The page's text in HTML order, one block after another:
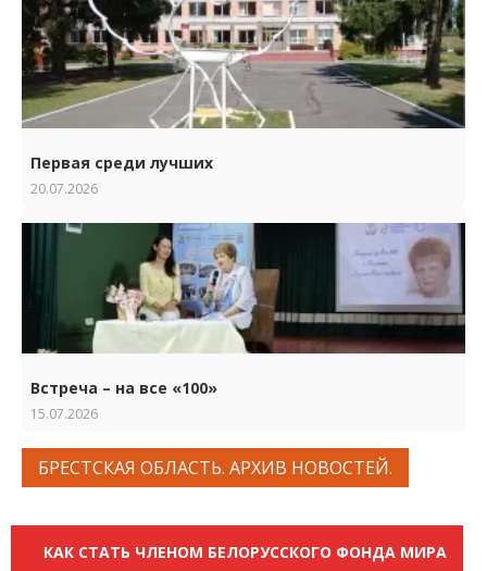
Первая среди лучших
20.07.2026
Встреча – на все «100»
15.07.2026
БРЕСТСКАЯ ОБЛАСТЬ. АРХИВ НОВОСТЕЙ.
КАК СТАТЬ ЧЛЕНОМ БЕЛОРУССКОГО ФОНДА МИРА